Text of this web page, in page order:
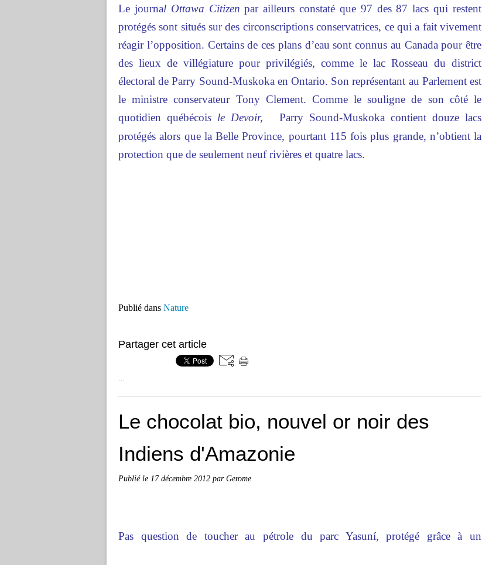
Le journal Ottawa Citizen par ailleurs constaté que 97 des 87 lacs qui restent
protégés sont situés sur des circonscriptions conservatrices, ce qui a fait vivement
réagir l’opposition. Certains de ces plans d’eau sont connus au Canada pour être
des lieux de villégiature pour privilégiés, comme le lac Rosseau du district
électoral de Parry Sound-Muskoka en Ontario. Son représentant au Parlement est
le ministre conservateur Tony Clement. Comme le souligne de son côté le
quotidien québécois le Devoir,
Parry Sound-Muskoka contient douze lacs
protégés alors que la Belle Province, pourtant 115 fois plus grande, n’obtient la
protection que de seulement neuf rivières et quatre lacs.
Publié dans Nature
Partager cet article
Le chocolat bio, nouvel or noir des
Indiens d'Amazonie
Publié le 17 décembre 2012 par Gerome
Pas question de toucher au pétrole du parc Yasuní, protégé grâce à un